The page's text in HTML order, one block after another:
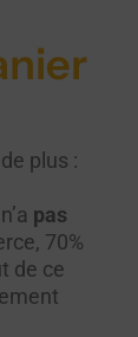
plus :
pas
70%
de ce